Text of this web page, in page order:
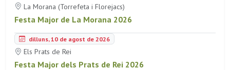
La Morana (Torrefeta i Florejacs)
Festa Major de La Morana 2026
dilluns, 10 de agost de 2026
Els Prats de Rei
Festa Major dels Prats de Rei 2026